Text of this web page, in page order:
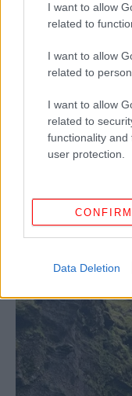
I want to allow
related to
I want to allow
related to
I want to allow
related to
functionality
user protection.
CONFIRM
Data Deletion